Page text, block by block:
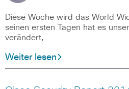
Diese Woche wird das World
seinen ersten Tagen hat es
verändert,
Weiter lesen